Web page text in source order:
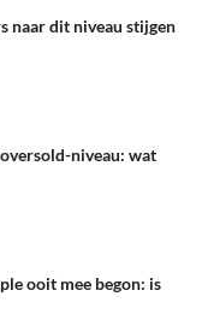
naar dit niveau stijgen
niveau: wat
ooit mee begon: is